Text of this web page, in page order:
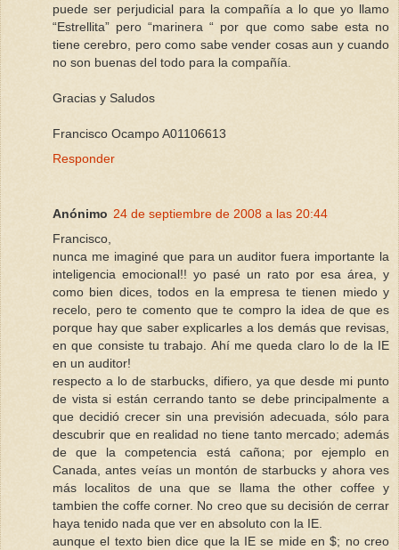
puede ser perjudicial para la compañía a lo que yo llamo
“Estrellita” pero “marinera “ por que como sabe esta no
tiene cerebro, pero como sabe vender cosas aun y cuando
no son buenas del todo para la compañía.
Gracias y Saludos
Francisco Ocampo A01106613
Responder
Anónimo 24 de septiembre de 2008 a las 20:44
Francisco,
nunca me imaginé que para un auditor fuera importante la
inteligencia emocional!! yo pasé un rato por esa área, y
como bien dices, todos en la empresa te tienen miedo y
recelo, pero te comento que te compro la idea de que es
porque hay que saber explicarles a los demás que revisas,
en que consiste tu trabajo. Ahí me queda claro lo de la IE
en un auditor!
respecto a lo de starbucks, difiero, ya que desde mi punto
de vista si están cerrando tanto se debe principalmente a
que decidió crecer sin una previsión adecuada, sólo para
descubrir que en realidad no tiene tanto mercado; además
de que la competencia está cañona; por ejemplo en
Canada, antes veías un montón de starbucks y ahora ves
más localitos de una que se llama the other coffee y
tambien the coffe corner. No creo que su decisión de cerrar
haya tenido nada que ver en absoluto con la IE.
aunque el texto bien dice que la IE se mide en $; no creo